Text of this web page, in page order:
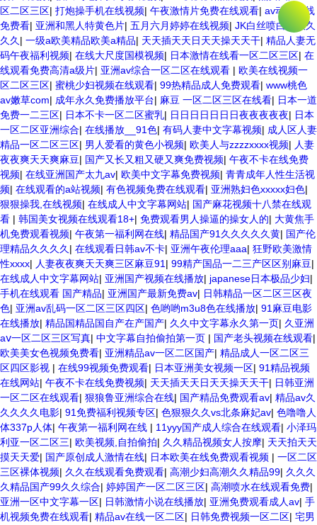
区二区三区| 打炮操手机在线视频| 午夜激情片免费在线观看| av动漫在线
免费看| 亚洲和黑人特黄色片| 五月六月婷婷在线视频| JK白丝喷白嫩嫩久
久久 | 一级a欧美精品欧美a精品| 天天插天天日天天操天天干| 精品人妻无
码午夜福利视频| 在线大尺度国模视频| 日本激情在线看一区二区三区| 在
线观看免费高清a级片| 亚洲av综合一区二区在线观看 | 欧美在线视频一
区二区三区| 蜜桃少妇视频在线观看| 99热精品成人免费观看| www桃色
av嫩草com| 成年永久免费播放平台| 麻豆 一区二区三区在线看| 日本一道
免费一二三区| 日本不卡一区二区蜜乳| 日日日日日日日夜夜夜夜夜| 日本
一区二区亚洲综合| 在线播放__91色| 有码人妻中文字幕视频| 成人区人妻
精品一区二区三区| 男人爱看的黄色小视频| 欧美人与zzzzxxxx视频| 人妻
夜夜爽天天爽麻豆| 国产又长又粗又硬又爽免费视频| 午夜不卡在线免费
视频| 在线亚洲国产太九av| 欧美中文字幕免费视频| 青青成年人性生活视
频| 在线观看的a站视频| 有色视频免费在线观看| 亚洲熟妇色xxxxx妇色|
狠狠操我,在线视频| 在线成人中文字幕网站| 国产麻花视频十八禁在线观
看 | 韩国美女视频在线观看18+| 免费观看男人操逼的操女人的| 大黄焦手
机免费观看视频| 午夜第一福利网在线| 精品国产91久久久久久黄| 国产伦
理精品久久久久 | 在线观看日韩av不卡| 亚洲午夜伦理aaa| 狂野欧美激情
性xxxx| 人妻夜夜爽天天爽三区麻豆91 | 99精产国品一二三产区区别麻豆|
在线成人中文字幕网站| 亚洲国产视频在线播放| japanese日本极品少妇|
手机在线观看 国产精品| 亚洲国产最新免费av| 日韩精品一区二区三区夜
色| 亚洲av乱码一区二区三区四区| 色哟哟m3u8色在线播放| 91麻豆电影
在线播放| 精品国精品国自产在产国产| 久久中文字幕永久第一页| 久亚洲
aⅴ一区二区三区写真| 中文字幕自拍偷拍第一页 | 国产老头视频在线观看|
欧美美女色视频免费看| 亚洲精品av一区二区国产| 精品成人一区二区三
区四区影视 | 在线99视频免费观看| 日本亚洲美女视频一区| 91精品视频
在线网站| 午夜不卡在线免费视频| 天天插天天日天天操天天干| 日韩亚洲
一区二区在线观看| 狠狼鲁亚洲综合在线| 国产精品免费观看av| 精品av久
久久久久电影| 91免费福利视频专区| 色狠狠久久vs北条麻妃av| 色噜噜人
体337p人体| 午夜第一福利网在线 | 11yyy国产成人综合在线观看| 小泽玛
利亚一区二区三| 欧美视频,自拍偷拍| 久久精品视频女人按摩| 天天拍天天
摸天天爱| 国产原创成人激情在线| 日本欧美在线免费观看视频 | 一区二区
三区裸体视频| 久久在线观看免费观看| 高潮少妇高潮久久精品99| 久久久
久精品国产99久久综合| 婷婷国产一区二区三区| 高潮喷水在线观看免费|
亚洲一区中文字幕一区| 日韩激情小说在线播放| 亚洲免费观看成人av| 手
机视频免费在线观看| 精品av在线一区二区| 日韩免费视频一区二区| 宅男